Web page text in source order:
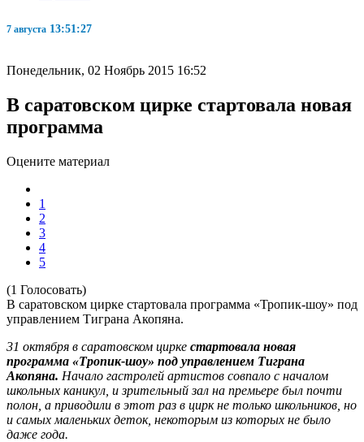
7 августа 13:51:28
Понедельник, 02 Ноябрь 2015 16:52
В саратовском цирке стартовала новая
программа
Оцените материал
1
2
3
4
5
(1 Голосовать)
В саратовском цирке стартовала программа «Тропик-шоу» под
управлением Тиграна Акопяна.
31 октября в саратовском цирке стартовала новая
программа «Тропик-шоу» под управлением Тиграна
Акопяна. Начало гастролей артистов совпало с началом
школьных каникул, и зрительный зал на премьере был почти
полон, а приводили в этот раз в цирк не только школьников, но
и самых маленьких деток, некоторым из которых не было
даже года.